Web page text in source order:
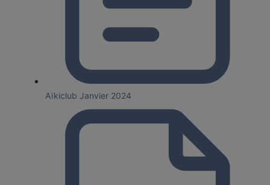
Aïkiclub Janvier 2024